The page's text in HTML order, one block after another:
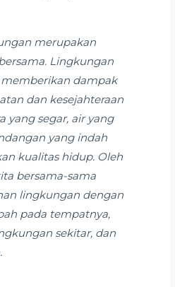
merupakan
Lingkungan
dampak
dan kesejahteraan
yang segar, air yang
yang indah
kualitas hidup. Oleh
bersama-sama
lingkungan dengan
pada tempatnya,
sekitar, dan